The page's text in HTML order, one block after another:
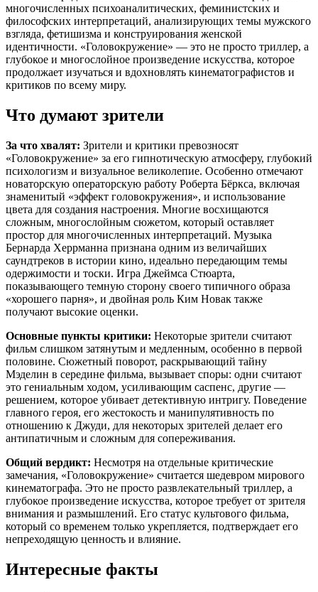
многочисленных психоаналитических, феминистских и
философских интерпретаций, анализирующих темы мужского
взгляда, фетишизма и конструирования женской
идентичности. «Головокружение» — это не просто триллер, а
глубокое и многослойное произведение искусства, которое
продолжает изучаться и вдохновлять кинематографистов и
критиков по всему миру.
Что думают зрители
За что хвалят: Зрители и критики превозносят
«Головокружение» за его гипнотическую атмосферу, глубокий
психологизм и визуальное великолепие. Особенно отмечают
новаторскую операторскую работу Роберта Бёркса, включая
знаменитый «эффект головокружения», и использование
цвета для создания настроения. Многие восхищаются
сложным, многослойным сюжетом, который оставляет
простор для многочисленных интерпретаций. Музыка
Бернарда Херрманна признана одним из величайших
саундтреков в истории кино, идеально передающим темы
одержимости и тоски. Игра Джеймса Стюарта,
показывающего темную сторону своего типичного образа
«хорошего парня», и двойная роль Ким Новак также
получают высокие оценки.
Основные пункты критики: Некоторые зрители считают
фильм слишком затянутым и медленным, особенно в первой
половине. Сюжетный поворот, раскрывающий тайну
Мэделин в середине фильма, вызывает споры: одни считают
это гениальным ходом, усиливающим саспенс, другие —
решением, которое убивает детективную интригу. Поведение
главного героя, его жестокость и манипулятивность по
отношению к Джуди, для некоторых зрителей делает его
антипатичным и сложным для сопереживания.
Общий вердикт: Несмотря на отдельные критические
замечания, «Головокружение» считается шедевром мирового
кинематографа. Это не просто развлекательный триллер, а
глубокое произведение искусства, которое требует от зрителя
внимания и размышлений. Его статус культового фильма,
который со временем только укрепляется, подтверждает его
непреходящую ценность и влияние.
Интересные факты